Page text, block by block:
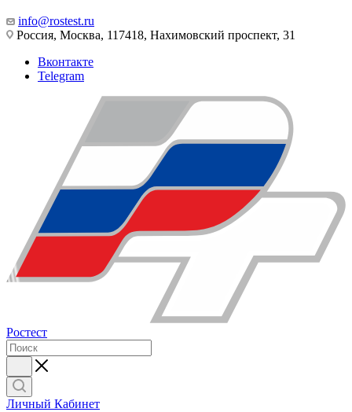
info@rostest.ru
Россия, Москва, 117418, Нахимовский проспект, 31
Вконтакте
Telegram
Ростест
Личный Кабинет